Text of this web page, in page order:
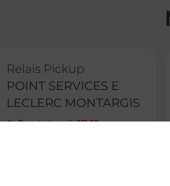
Relais Pickup
POINT SERVICES E
LECLERC MONTARGIS
Fermé-jusqu'à 08h30